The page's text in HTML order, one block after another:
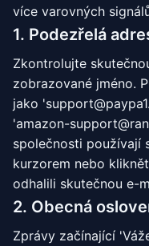
více varovných
1. Podezřelá
Zkontrolujte
zobrazované jméno.
jako
'amazon-
společnosti používají
kurzorem nebo
odhalili skutečnou e-
2. Obecná
Zprávy začínající